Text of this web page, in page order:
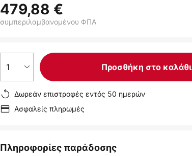
479,88 €
συμπεριλαμβανομένου ΦΠΑ
1 Προσθήκη στο καλάθι
Δωρεάν επιστροφές εντός 50 ημερών
Ασφαλείς πληρωμές
Πληροφορίες παράδοσης